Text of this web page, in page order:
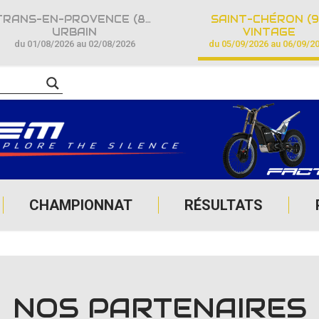
CHAMPIONNAT RÉSULTATS
TRANS-EN-PROVENCE (83)
URBAIN
du 01/08/2026 au 02/08/2026
SAINT-CHÉRON
VINTAGE
du 05/09/2026 au 06/09/
NOS PARTENAIRES